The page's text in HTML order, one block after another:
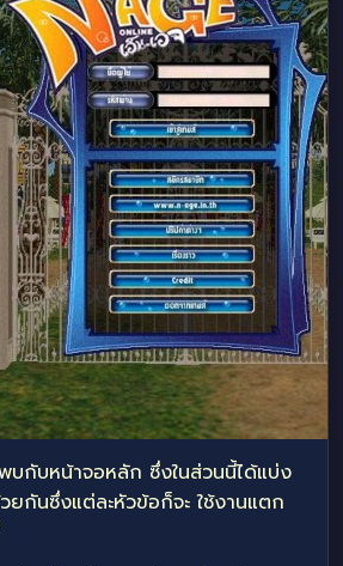
พบกับหน้าจอหลัก ซึ่งในส่วนนี้ได้แบ่ง
กันซึ่งแต่ละหัวข้อก็จะ ใช้งานแตก